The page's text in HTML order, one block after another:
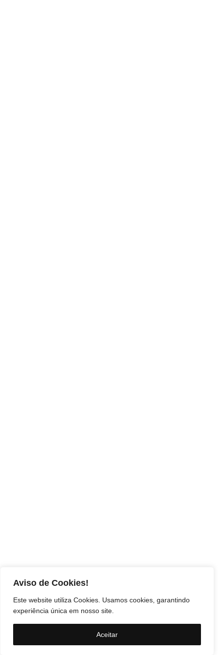
Aviso de Cookies!
Este website utiliza Cookies. Usamos cookies, garantindo
experiência única em nosso site.
Aceitar